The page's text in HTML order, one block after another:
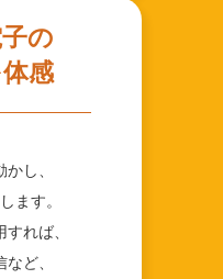
の
感
し、
ます。
れば、
ど、